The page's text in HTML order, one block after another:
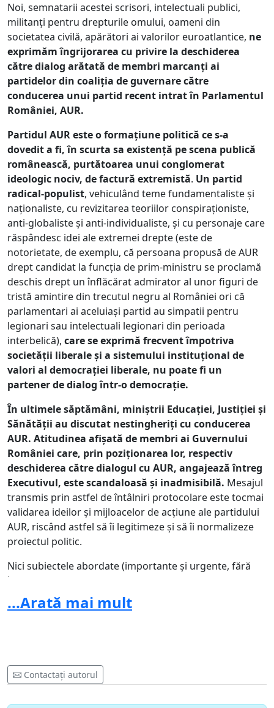
Noi, semnatarii acestei scrisori, intelectuali publici,
militanți pentru drepturile omului, oameni din
societatea civilă, apărători ai valorilor euroatlantice, ne
exprimăm îngrijorarea cu privire la deschiderea
către dialog arătată de membri marcanți ai
partidelor din coaliția de guvernare către
conducerea unui partid recent intrat în Parlamentul
României, AUR.
Partidul AUR este o formațiune politică ce s-a
dovedit a fi, în scurta sa existență pe scena publică
românească, purtătoarea unui conglomerat
ideologic nociv, de factură extremistă. Un partid
radical-populist, vehiculând teme fundamentaliste și
naționaliste, cu revizitarea teoriilor conspiraționiste,
anti-globaliste și anti-individualiste, și cu personaje care
răspândesc idei ale extremei drepte (este de
notorietate, de exemplu, că persoana propusă de AUR
drept candidat la funcția de prim-ministru se proclamă
deschis drept un înflăcărat admirator al unor figuri de
tristă amintire din trecutul negru al României ori că
parlamentari ai aceluiași partid au simpatii pentru
legionari sau intelectuali legionari din perioada
interbelică), care se exprimă frecvent împotriva
societății liberale și a sistemului instituțional de
valori al democrației liberale, nu poate fi un
partener de dialog într-o democrație.
În ultimele săptămâni, miniștrii Educației, Justiției și
Sănătății au discutat nestingheriți cu conducerea
AUR. Atitudinea afișată de membri ai Guvernului
României care, prin poziționarea lor, respectiv
deschiderea către dialogul cu AUR, angajează întreg
Executivul, este scandaloasă și inadmisibilă. Mesajul
transmis prin astfel de întâlniri protocolare este tocmai
validarea ideilor și mijloacelor de acțiune ale partidului
AUR, riscând astfel să îi legitimeze și să îi normalizeze
proiectul politic.
Nici subiectele abordate (importante și urgente, fără
îndoială) și nici respectarea unei cutume politice
fundamentale (respectiv dialogul constant cu opoziția)
nu pot constitui argumente pentru a justifica o
purtat doar în cadrele stabilite de Constituție, prin
interpelări, însă acestea nu pot fi interpretate
...Arată mai mult
Contactați autorul